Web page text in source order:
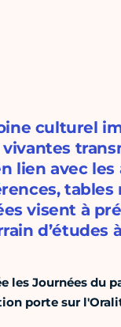
culturel
lien avec
visent à
d’études
les Journées
porte sur